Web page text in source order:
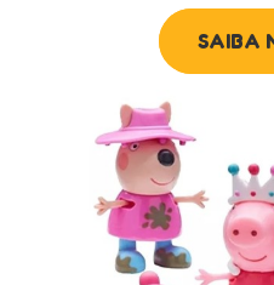
SAIBA